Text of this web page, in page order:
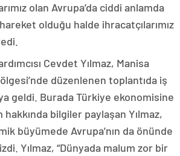
olan Avrupa’da ciddi anlamda
olduğu halde ihracatçılarımız
Cevdet Yılmaz, Manisa
düzenlenen toplantıda iş
geldi. Burada Türkiye ekonomisine
bilgiler paylaşan Yılmaz,
büyümede Avrupa’nın da önünde
Yılmaz, “Dünyada malum zor bir